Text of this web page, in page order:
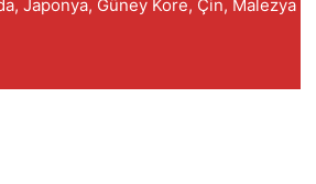
Japonya, Güney Kore, Çin, Malezya